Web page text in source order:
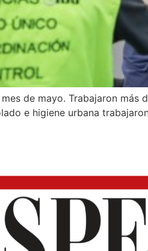
de mayo. Trabajaron
e higiene urbana